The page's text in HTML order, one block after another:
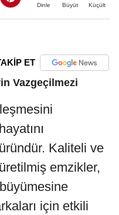
Dinle Büyüt Küçült
ET
Vazgeçilmezi
Kaliteli ve
emzikler,
için etkili